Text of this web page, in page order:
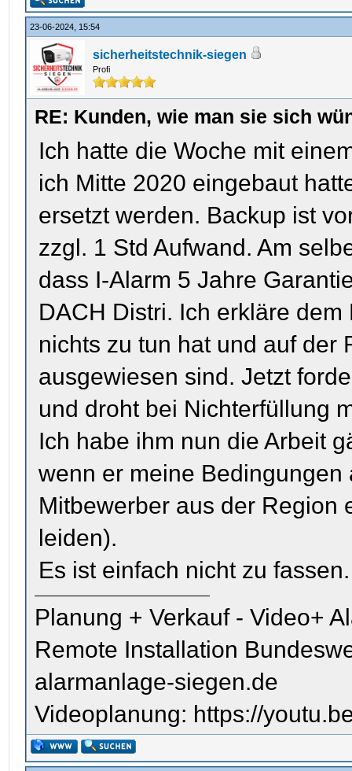
23-06-2024, 15:54
sicherheitstechnik-siegen
Profi
RE: Kunden, wie man sie sich
Ich hatte die Woche mit
ich Mitte 2020 eingebaut
ersetzt werden. Backup ist
zzgl. 1 Std Aufwand. Am
dass I-Alarm 5 Jahre
DACH Distri. Ich erkläre
nichts zu tun hat und auf der
ausgewiesen sind. Jetzt
und droht bei Nichterfüllung
Ich habe ihm nun die Arbeit
wenn er meine
Mitbewerber aus der Region
leiden).
Es ist einfach nicht zu fassen.
Planung + Verkauf - Video+
Remote Installation
alarmanlage-siegen.de
Videoplanung: https://